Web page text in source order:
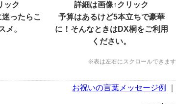
ック
ったらこ
メ。
詳細は画像↑クリック
予算はあるけど5本立ちで豪華
に！そんなときはDX桐をご利用
ください。
※表は左右にスクロールできます
お祝いの言葉メッセージ例